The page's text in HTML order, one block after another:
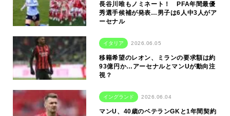
長谷川唯もノミネート！ PFA年間最優
秀選手候補が発表…男子は6人中3人がア
ーセナル
イタリア 2026.06.05
移籍希望のレオン、ミランの要求額は約
93億円か…アーセナルとマンUが動向注
視？
イングランド 2026.06.04
マンU、40歳のベテランGKと1年間契約